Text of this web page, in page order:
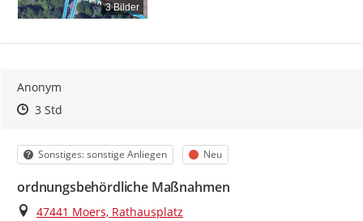
3 Bilder
Anonym
Zeitpunkt des Erstellens
Zeitpunkt des Erstellens
3 StdZur Äußerung
Kategorie
Sonstiges: sonstige Anliegen Status
Neu
ordnungsbehördliche Maßnahmen
Ort
47441 Moers, Rathausplatz